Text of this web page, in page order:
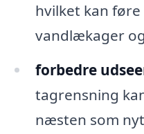
hvilket kan føre
vandlækager
forbedre
tagrensning
næsten som